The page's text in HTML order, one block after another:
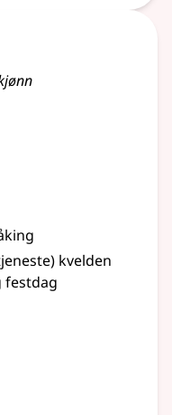
kvelden
festdag